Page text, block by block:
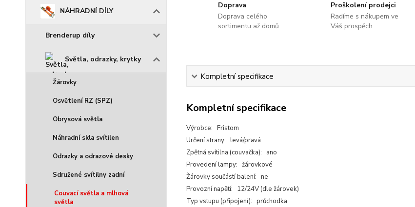
NÁHRADNÍ DÍLY
Brenderup díly
Světla, odrazky, krytky
Žárovky
Osvětlení RZ (SPZ)
Obrysová světla
Náhradní skla svítilen
Odrazky a odrazové desky
Sdružené svítilny zadní
Couvací světla a mlhová
světla
Doprava
Doprava celého
sortimentu až domů
Proškolení prodejci
Radíme s nákupem ve
Váš prospěch
Kompletní specifikace
Kompletní specifikace
Výrobce: Fristom
Určení strany: levá/pravá
Zpětná svítilna (couvačka): ano
Provedení lampy: žárovkové
Žárovky součástí balení: ne
Provozní napětí: 12/24V (dle žárovek)
Typ vstupu (připojení): průchodka